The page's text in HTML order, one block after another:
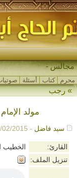
مجالس شه-
محرم كتاب أسئلة
»رجب
مولد
سيد فاضل - 05/02/2015م - 12:00 ص
القارئ:
الخطيب
تنزيل الملف: